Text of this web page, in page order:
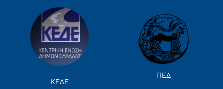
ΚΕΔΕ
ΠΕΔ